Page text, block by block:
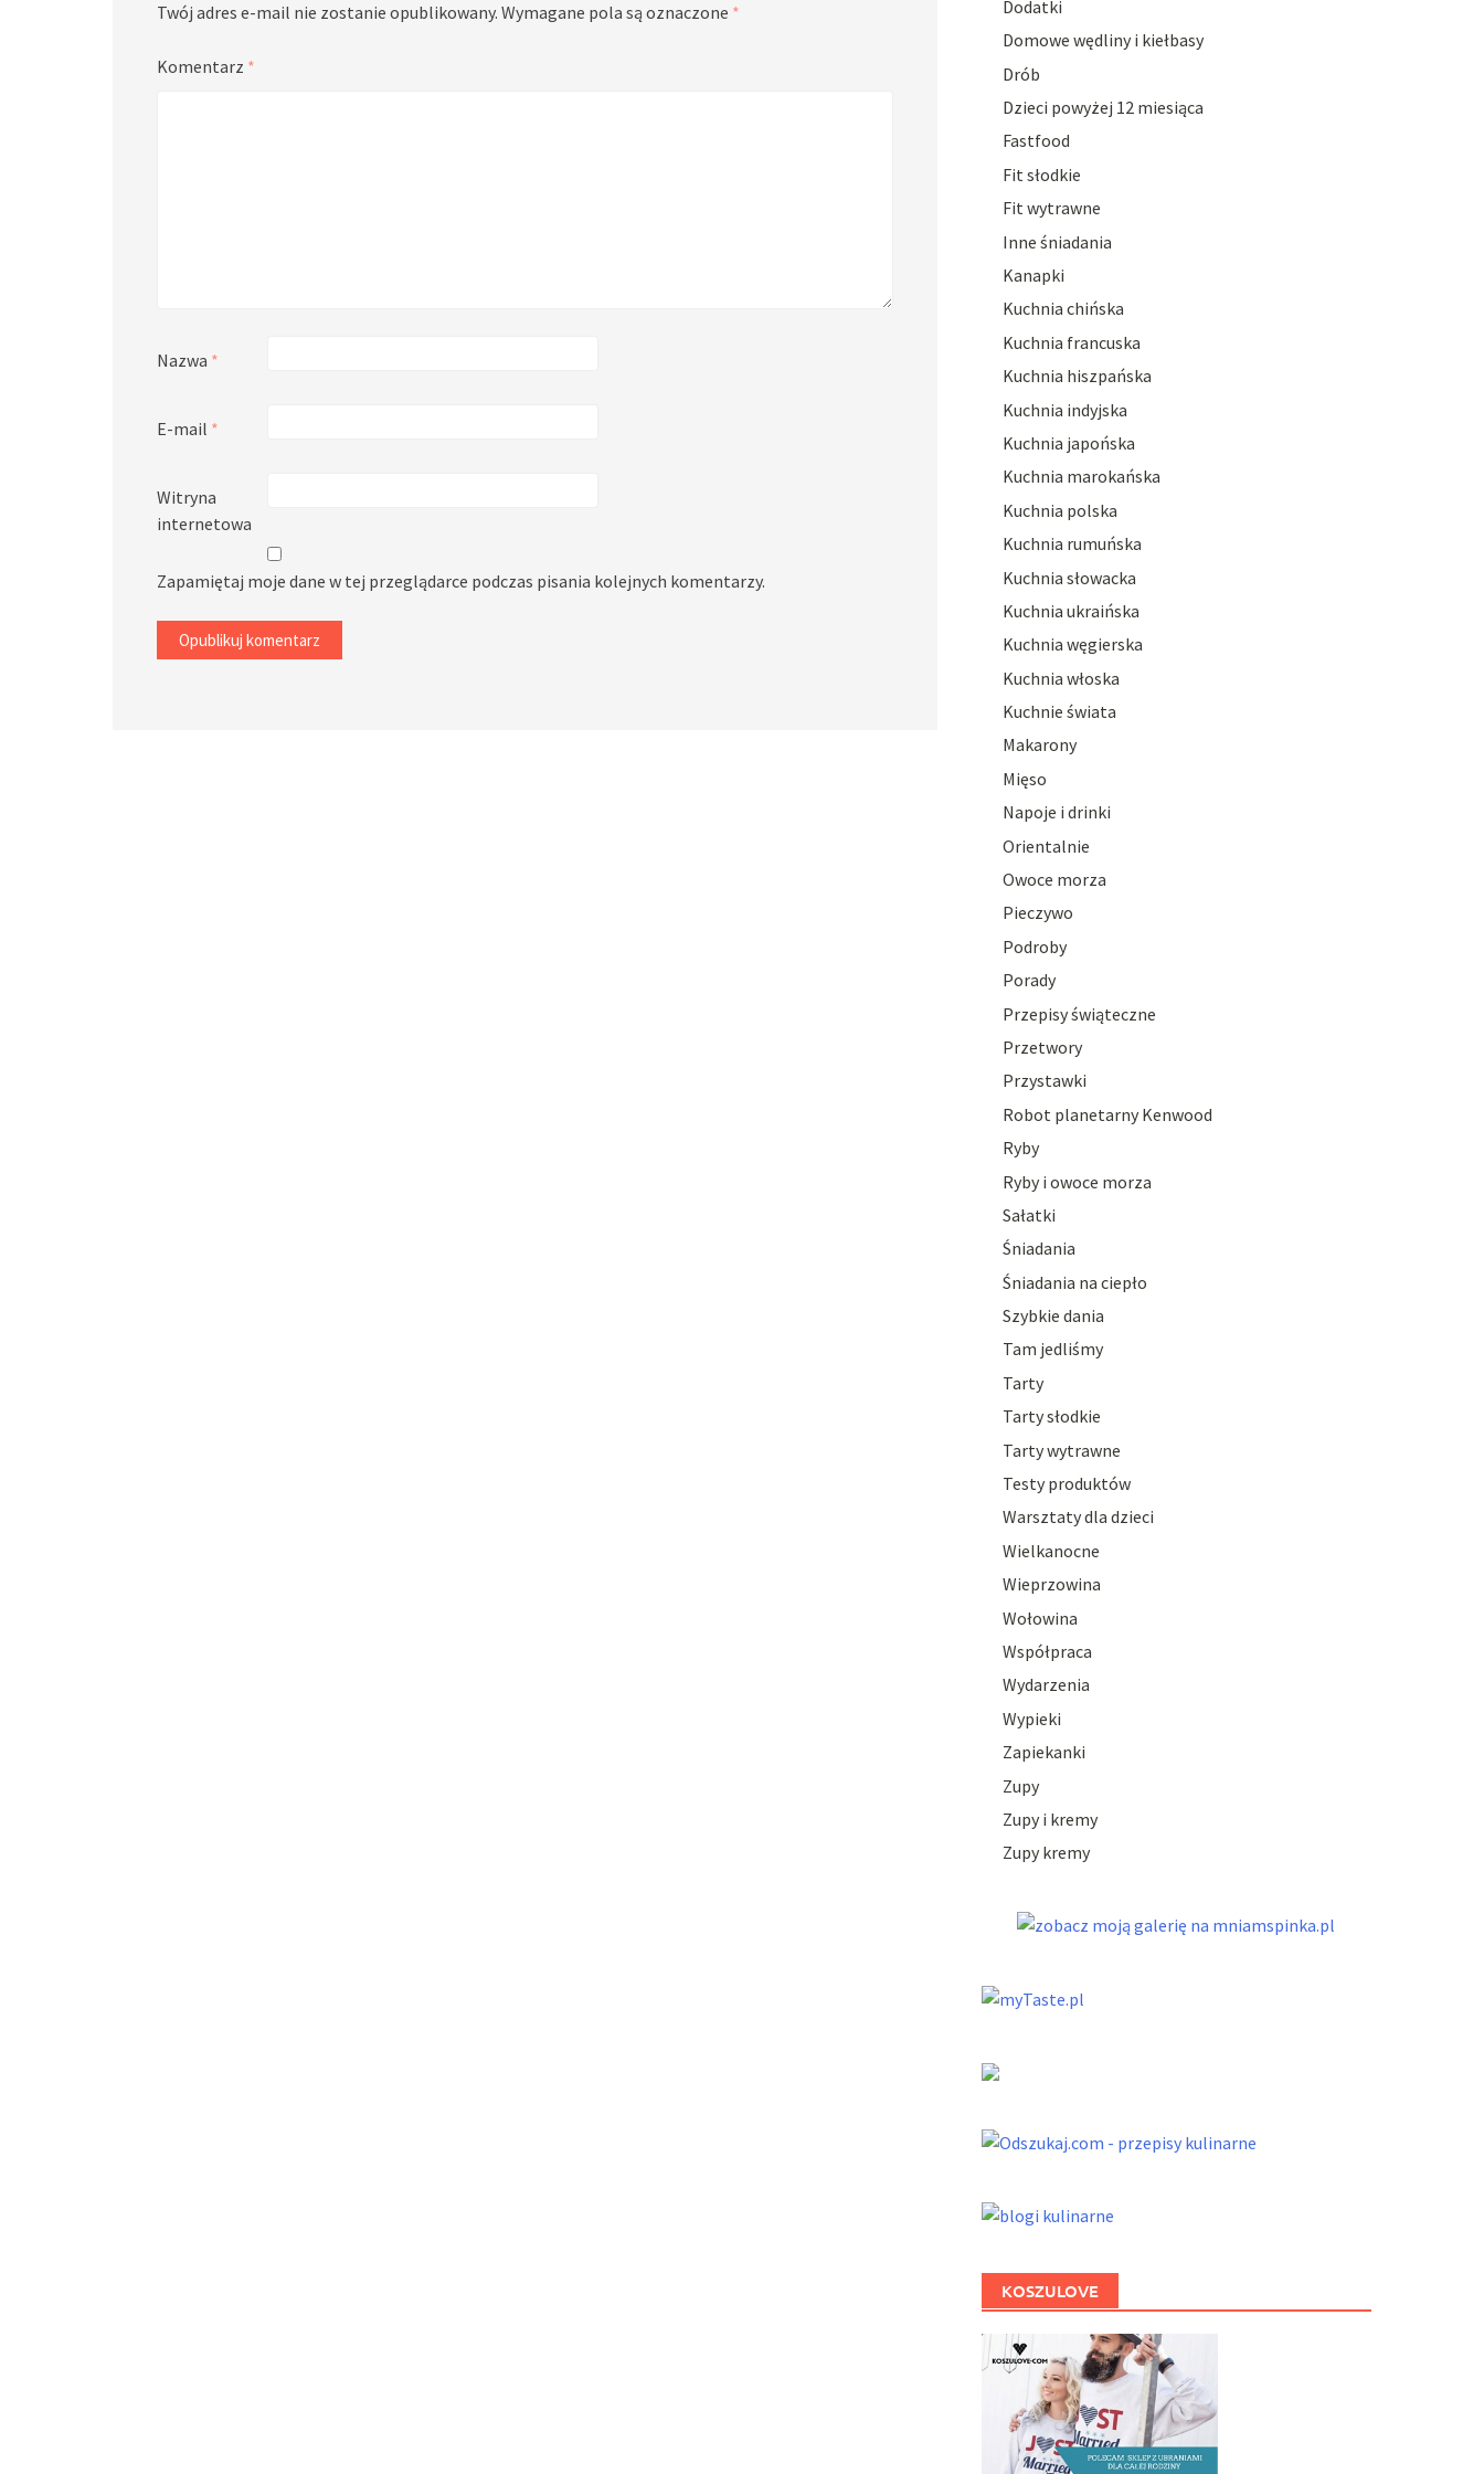
Twój adres e-mail nie zostanie opublikowany. Wymagane pola są oznaczone *
Komentarz *
Nazwa *
E-mail *
Witryna
internetowa
Zapamiętaj moje dane w tej przeglądarce podczas pisania kolejnych komentarzy.
Dodatki
Domowe wędliny i kiełbasy
Drób
Dzieci powyżej 12 miesiąca
Fastfood
Fit słodkie
Fit wytrawne
Inne śniadania
Kanapki
Kuchnia chińska
Kuchnia francuska
Kuchnia hiszpańska
Kuchnia indyjska
Kuchnia japońska
Kuchnia marokańska
Kuchnia polska
Kuchnia rumuńska
Kuchnia słowacka
Kuchnia ukraińska
Kuchnia węgierska
Kuchnia włoska
Kuchnie świata
Makarony
Mięso
Napoje i drinki
Orientalnie
Owoce morza
Pieczywo
Podroby
Porady
Przepisy świąteczne
Przetwory
Przystawki
Robot planetarny Kenwood
Ryby
Ryby i owoce morza
Sałatki
Śniadania
Śniadania na ciepło
Szybkie dania
Tam jedliśmy
Tarty
Tarty słodkie
Tarty wytrawne
Testy produktów
Warsztaty dla dzieci
Wielkanocne
Wieprzowina
Wołowina
Współpraca
Wydarzenia
Wypieki
Zapiekanki
Zupy
Zupy i kremy
Zupy kremy
KOSZULOVE